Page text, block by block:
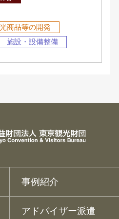
商品等の開発
施設・設備整備
事例紹介
アドバイザー派遣